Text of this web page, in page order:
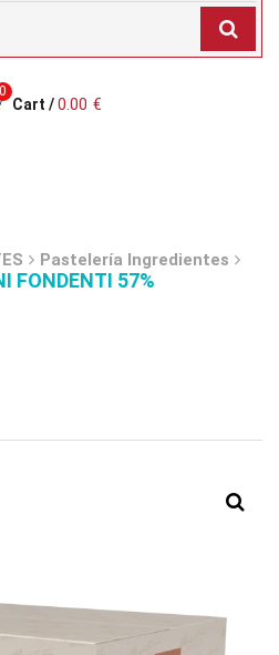
0
Cart / 0.00 €
Pastelería Ingredientes
FONDENTI 57%